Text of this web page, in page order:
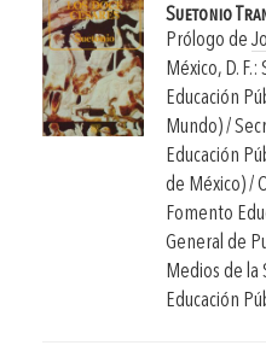
Suetonio
Prólogo de
México, D.
Educación
Mundo) /
Educación
de México) /
Fomento
General de
Medios de la
Educación